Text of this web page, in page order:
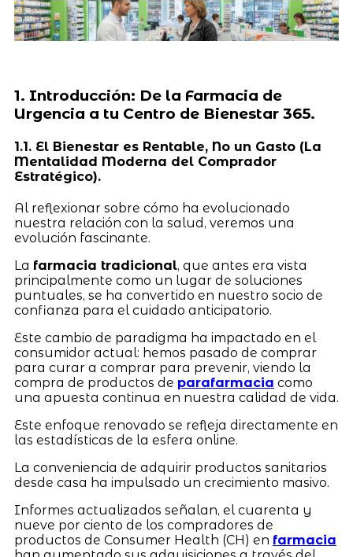
1. Introducción: De la Farmacia de
Urgencia a tu Centro de Bienestar 365.
1.1. El Bienestar es Rentable, No un Gasto (La
Mentalidad Moderna del Comprador
Estratégico).
Al reflexionar sobre cómo ha evolucionado
nuestra relación con la salud, veremos una
evolución fascinante.
La farmacia tradicional, que antes era vista
principalmente como un lugar de soluciones
puntuales, se ha convertido en nuestro socio de
confianza para el cuidado anticipatorio.
Este cambio de paradigma ha impactado en el
consumidor actual: hemos pasado de comprar
para curar a comprar para prevenir, viendo la
compra de productos de parafarmacia como
una apuesta continua en nuestra calidad de vida.
Este enfoque renovado se refleja directamente en
las estadísticas de la esfera online.
La conveniencia de adquirir productos sanitarios
desde casa ha impulsado un crecimiento masivo.
Informes actualizados señalan, el cuarenta y
nueve por ciento de los compradores de
productos de Consumer Health (CH) en farmacia